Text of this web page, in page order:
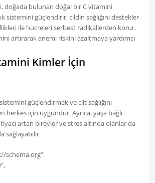
doğada bulunan doğal bir C vitamini
sistemini güçlendirir, cildin sağlığını destekler
ile hücreleri serbest radikallerden korur.
artırarak anemi riskini azaltmaya yardımcı
Kimler İçin
güçlendirmek ve cilt sağlığını
herkes için uygundur. Ayrıca, yaşa bağlı
artan bireyler ve stres altında olanlar da
sağlayabilir.
schema.org”,